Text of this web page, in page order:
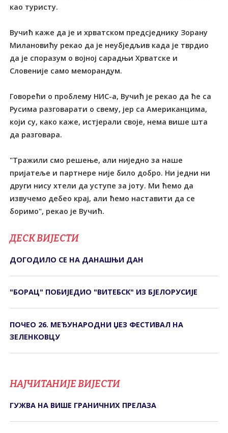
као туристу.
Вучић каже да је и хрватском предсједнику Зорану
Милановићу рекао да је неубједљив када је тврдио
да је споразум о војној сарадњи Хрватске и
Словеније само меморандум.
Говорећи о проблему НИС-а, Вучић је рекао да ће са
Русима разговарати о свему, јер са Американцима,
који су, како каже, истјерали своје, нема више шта
да разговара.
"Тражили смо решење, али ниједно за наше
пријатеље и партнере није било добро. Ни једни ни
други нису хтели да уступе за јоту. Ми ћемо да
извучемо дебео крај, али ћемо наставити да се
боримо", рекао је Вучић.
ДЕСК ВИЈЕСТИ
ДОГОДИЛО СЕ НА ДАНАШЊИ ДАН
"БОРАЦ" ПОБИЈЕДИО "ВИТЕБСК" ИЗ БЈЕЛОРУСИЈЕ
ПОЧЕО 26. МЕЂУНАРОДНИ ЏЕЗ ФЕСТИВАЛ НА
ЗЕЛЕНКОВЦУ
НАЈЧИТАНИЈЕ ВИЈЕСТИ
ГУЖВА НА ВИШЕ ГРАНИЧНИХ ПРЕЛАЗА